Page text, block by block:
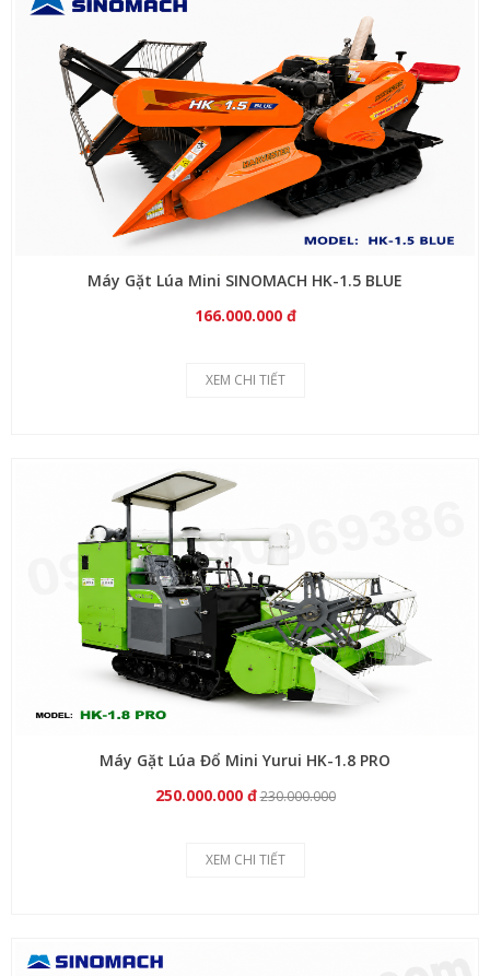
Máy Gặt Lúa Mini SINOMACH HK-1.5 BLUE
166.000.000 đ
XEM CHI TIẾT
Máy Gặt Lúa Đổ Mini Yurui HK-1.8 PRO
250.000.000 đ230.000.000
XEM CHI TIẾT